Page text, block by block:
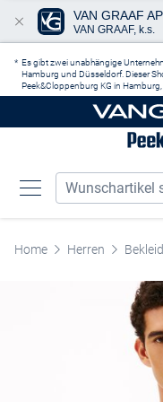
Es gibt zwei unabhängige
Hamburg und Düsseldorf. Dieser
Peek&Cloppenburg KG in
Home Herren
VAN GRAAF
VAN GRAAF, k.s.